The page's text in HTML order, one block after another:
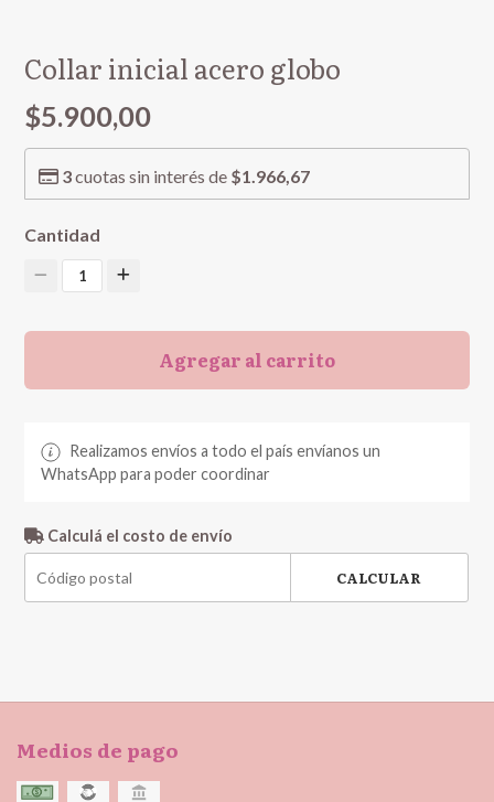
Collar inicial acero globo
$5.900,00
3cuotas sin interés de $1.966,67
Cantidad
1
Agregar al carrito
Realizamos envíos a todo el país envíanos un
WhatsApp para poder coordinar
Calculá el costo de envío
CALCULAR
Medios de pago